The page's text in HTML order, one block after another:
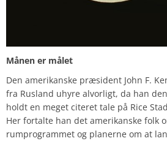
Månen er målet
Den amerikanske præsident John F.
fra Rusland uhyre alvorligt, da han
holdt en meget citeret tale på Rice
Her fortalte han det amerikanske folk
rumprogrammet og planerne om at